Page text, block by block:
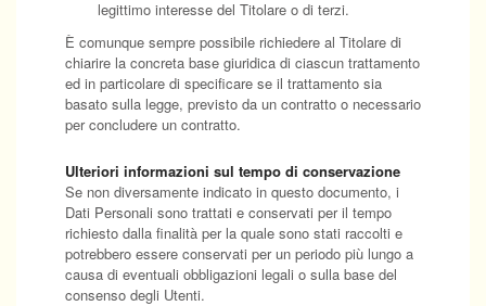
legittimo interesse del Titolare o di terzi.
È comunque sempre possibile richiedere al Titolare di
chiarire la concreta base giuridica di ciascun trattamento
ed in particolare di specificare se il trattamento sia
basato sulla legge, previsto da un contratto o necessario
per concludere un contratto.
Ulteriori informazioni sul tempo di conservazione
Se non diversamente indicato in questo documento, i
Dati Personali sono trattati e conservati per il tempo
richiesto dalla finalità per la quale sono stati raccolti e
potrebbero essere conservati per un periodo più lungo a
causa di eventuali obbligazioni legali o sulla base del
consenso degli Utenti.